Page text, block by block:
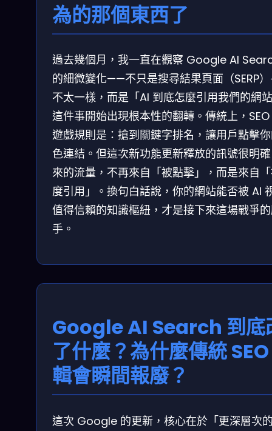
為的那個東西了
過去幾個月，我一直在觀察 Google AI
的細微變化——不只是搜尋結果頁面（SERP
不太一樣，而是「AI 到底怎麼引用我們的網
這件事開始出現根本性的翻轉。傳統上，
遊戲規則是：搶到關鍵字排名，讓用戶點擊
色連結。但這次新功能更新釋放的訊號很明
來的流量，不再來自「被點擊」，而是來自
度引用」。換句白話說，你的網站能否被 AI
值得信賴的知識樞紐，才是接下來這場戰爭
手。
Google AI Search 到底
了什麼？為什麼傳統
輯會瞬間報廢？
這次 Google 的更新，核心在於「更深層次